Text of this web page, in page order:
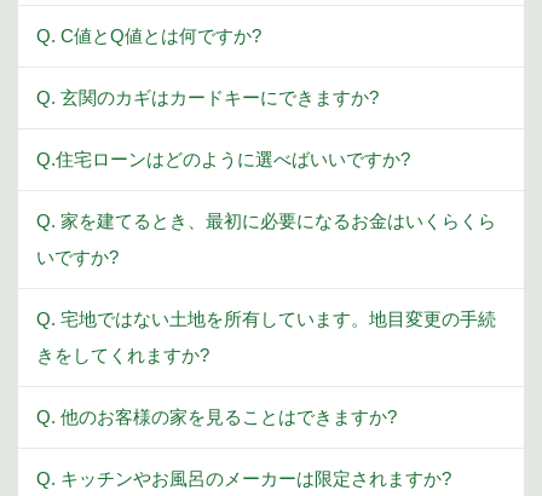
Q. C値とQ値とは何ですか?
Q. 玄関のカギはカードキーにできますか?
Q.住宅ローンはどのように選べばいいですか?
Q. 家を建てるとき、最初に必要になるお金はいくらくら
いですか?
Q. 宅地ではない土地を所有しています。地目変更の手続
きをしてくれますか?
Q. 他のお客様の家を見ることはできますか?
Q. キッチンやお風呂のメーカーは限定されますか?